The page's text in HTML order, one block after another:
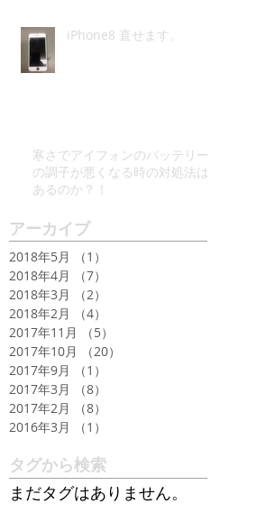
iPhone8 直せます。
寒さでアイフォンのバッテリー
の調子が悪くなる時の対処法は
あるのか？！
アーカイブ
2018年5月 （1）
2018年4月
（7）
2018年3月
（2）
2018年2月
（4）
2017年11月
（5）
2017年10月
（20）
2017年9月
（1）
2017年3月
（8）
2017年2月
（8）
2016年3月
（1）
タグから検索
まだタグはありません。